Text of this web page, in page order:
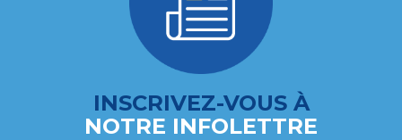
INSCRIVEZ-VOUS À
NOTRE INFOLETTRE